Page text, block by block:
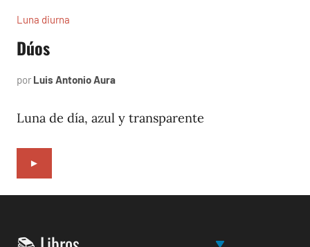
Luna diurna
Dúos
por Luis Antonio Aura
2002
Luna de día, azul y transparente
►